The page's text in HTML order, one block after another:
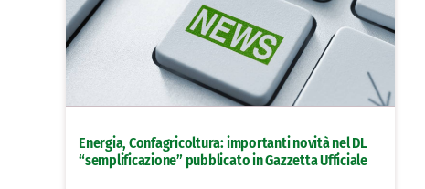
Energia, Confagricoltura: importanti novità nel DL
“semplificazione” pubblicato in Gazzetta Ufficiale